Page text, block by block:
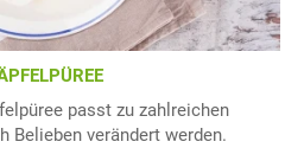
passt zu zahlreichen
Belieben verändert werden.